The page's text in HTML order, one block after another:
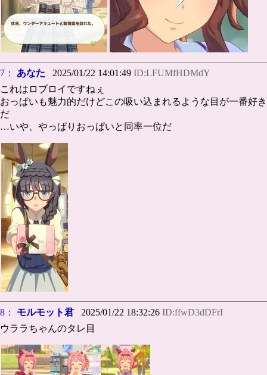
7： あなた 2025/01/22 14:01:49 ID:LFUMfHDMdY
これはロブロイですねぇ
おっぱいも魅力的だけどこの吸い込まれるような目が一番好き
だ
…いや、やっぱりおっぱいと同率一位だ
8： モルモット君 2025/01/22 18:32:26 ID:ffwD3dDFrI
ウララちゃんのタレ目